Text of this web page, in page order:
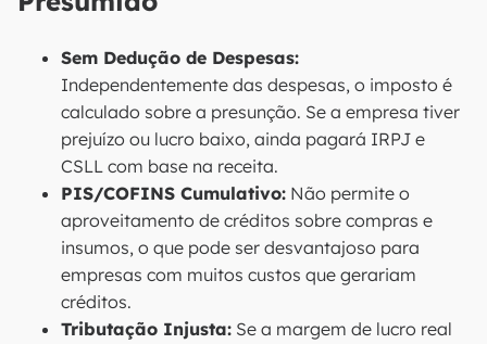
Sem Dedução de Despesas:
Independentemente das despesas, o imposto é
calculado sobre a presunção. Se a empresa tiver
prejuízo ou lucro baixo, ainda pagará IRPJ e
CSLL com base na receita.
PIS/COFINS Cumulativo: Não permite o
aproveitamento de créditos sobre compras e
insumos, o que pode ser desvantajoso para
empresas com muitos custos que gerariam
créditos.
Tributação Injusta: Se a margem de lucro real